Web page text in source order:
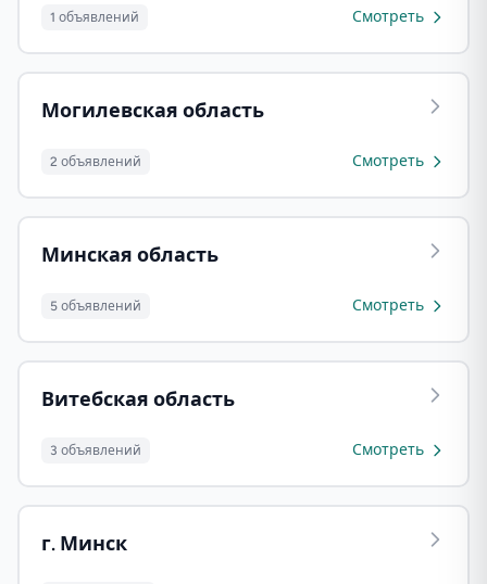
1 объявлений Смотреть
Могилевская область
2 объявлений Смотреть
Минская область
5 объявлений Смотреть
Витебская область
3 объявлений Смотреть
г. Минск